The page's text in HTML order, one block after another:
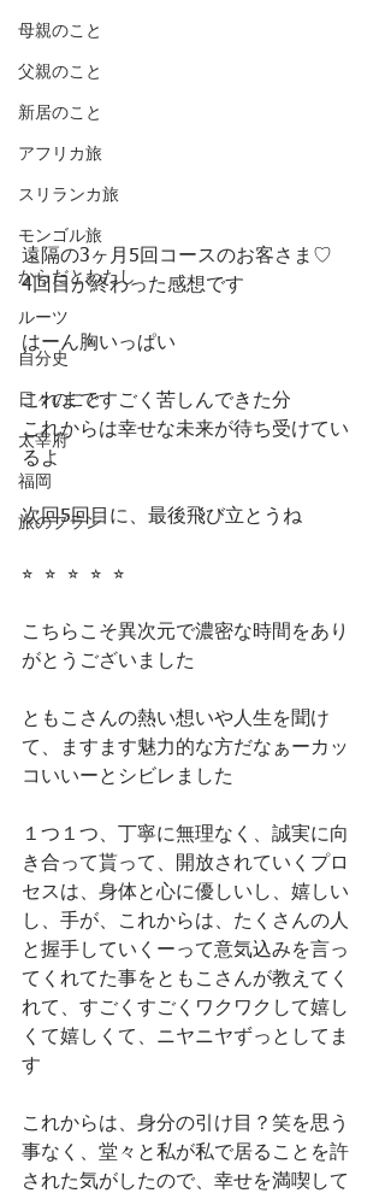
母親のこと
父親のこと
新居のこと
アフリカ旅
スリランカ旅
モンゴル旅
からだとわたし
ルーツ
自分史
日々のこと
太宰府
福岡
旅のプラン
遠隔の3ヶ月5回コースのお客さま♡
4回目が終わった感想です
はーん胸いっぱい
これまですごく苦しんできた分
これからは幸せな未来が待ち受けてい
るよ
次回5回目に、最後飛び立とうね
⭐︎  ⭐︎  ⭐︎  ⭐︎  ⭐︎
こちらこそ異次元で濃密な時間をあり
がとうございました
ともこさんの熱い想いや人生を聞け
て、ますます魅力的な方だなぁーカッ
コいいーとシビレました
１つ１つ、丁寧に無理なく、誠実に向
き合って貰って、開放されていくプロ
セスは、身体と心に優しいし、嬉しい
し、手が、これからは、たくさんの人
と握手していくーって意気込みを言っ
てくれてた事をともこさんが教えてく
れて、すごくすごくワクワクして嬉し
くて嬉しくて、ニヤニヤずっとしてま
す
これからは、身分の引け目？笑を思う
事なく、堂々と私が私で居ることを許
された気がしたので、幸せを満喫して